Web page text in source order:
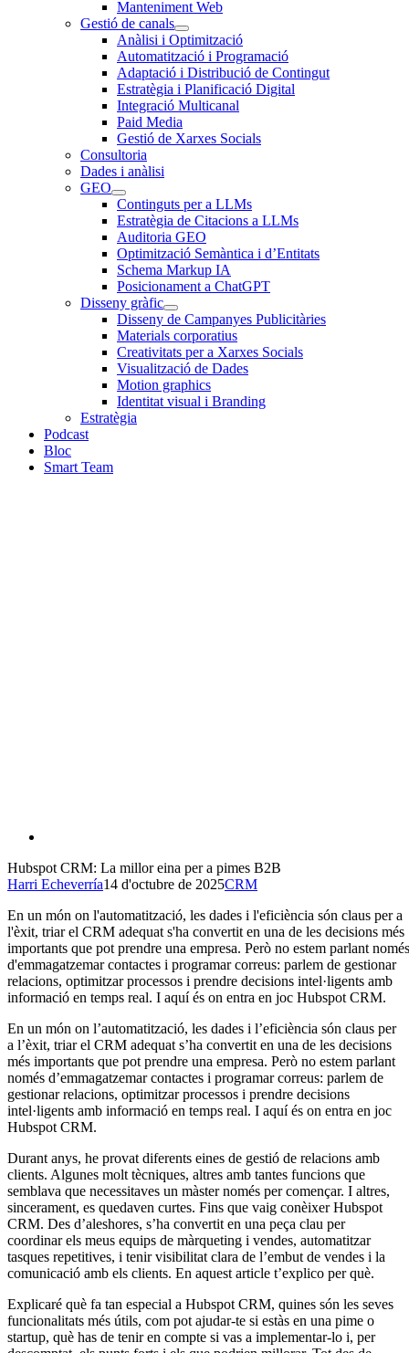
Manteniment Web
Gestió de canals
Anàlisi i Optimització
Automatització i Programació
Adaptació i Distribució de Contingut
Estratègia i Planificació Digital
Integració Multicanal
Paid Media
Gestió de Xarxes Socials
Consultoria
Dades i anàlisi
GEO
Continguts per a LLMs
Estratègia de Citacions a LLMs
Auditoria GEO
Optimització Semàntica i d’Entitats
Schema Markup IA
Posicionament a ChatGPT
Disseny gràfic
Disseny de Campanyes Publicitàries
Materials corporatius
Creativitats per a Xarxes Socials
Visualització de Dades
Motion graphics
Identitat visual i Branding
Estratègia
Podcast
Bloc
Smart Team
Hubspot CRM: La millor eina per a pimes B2B
Harri Echeverría14 d'octubre de 2025CRM
En un món on l'automatització, les dades i l'eficiència són claus per a
l'èxit, triar el CRM adequat s'ha convertit en una de les decisions més
importants que pot prendre una empresa. Però no estem parlant només
d'emmagatzemar contactes i programar correus: parlem de gestionar
relacions, optimitzar processos i prendre decisions intel·ligents amb
informació en temps real. I aquí és on entra en joc Hubspot CRM.
En un món on l’automatització, les dades i l’eficiència són claus per
a l’èxit, triar el CRM adequat s’ha convertit en una de les decisions
més importants que pot prendre una empresa. Però no estem parlant
només d’emmagatzemar contactes i programar correus: parlem de
gestionar relacions, optimitzar processos i prendre decisions
intel·ligents amb informació en temps real. I aquí és on entra en joc
Hubspot CRM.
Durant anys, he provat diferents eines de gestió de relacions amb
clients. Algunes molt tècniques, altres amb tantes funcions que
semblava que necessitaves un màster només per començar. I altres,
sincerament, es quedaven curtes. Fins que vaig conèixer Hubspot
CRM. Des d’aleshores, s’ha convertit en una peça clau per
coordinar els meus equips de màrqueting i vendes, automatitzar
tasques repetitives, i tenir visibilitat clara de l’embut de vendes i la
comunicació amb els clients. En aquest article t’explico per què.
Explicaré què fa tan especial a Hubspot CRM, quines són les seves
funcionalitats més útils, com pot ajudar-te si estàs en una pime o
startup, què has de tenir en compte si vas a implementar-lo i, per